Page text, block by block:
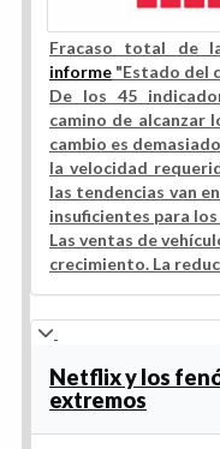
Fracaso total de
informe "Estado del
De los 45
camino de alcanzar
cambio es
la velocidad
las tendencias van
insuficientes para
Las ventas de
crecimiento. La
Netflix y los
extremos